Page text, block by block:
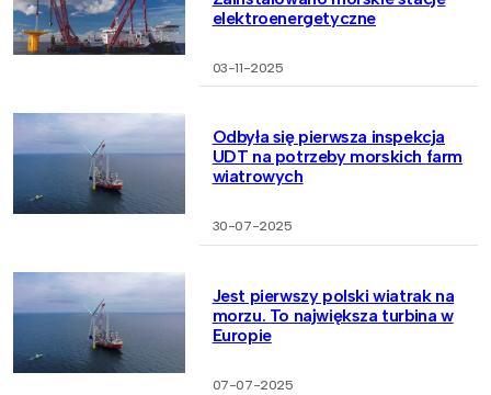
elektroenergetyczne
03-11-2025
Odbyła się pierwsza inspekcja
UDT na potrzeby morskich farm
wiatrowych
30-07-2025
Jest pierwszy polski wiatrak na
morzu. To największa turbina w
Europie
07-07-2025